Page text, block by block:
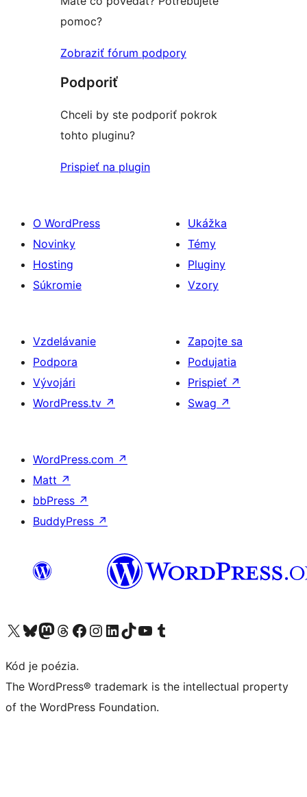
pomoc?
Zobraziť fórum podpory
Podporiť
Chceli by ste podporiť pokrok
tohto pluginu?
Prispieť na plugin
O WordPress
Novinky
Hosting
Súkromie
Ukážka
Témy
Pluginy
Vzory
Vzdelávanie
Podpora
Vývojári
WordPress.tv ↗
Zapojte sa
Podujatia
Prispieť ↗
Swag ↗
WordPress.com ↗
Matt ↗
bbPress ↗
BuddyPress ↗
Navštívte náš účet na X (predtým Twitter)
Navštívte náš účet na platforme Bluesky
Navštívte náš účet na Mastodone
Navštívte náš účet na platforme Threads
Navštívte našu stránku na Facebooku
Navštívte náš účet Instagram
Navštívte náš účet LinkedIn
Navštívte náš účet na platforme TikTok
Navštívte náš kanál YouTube
Navštívte náš účet na platforme Tumblr
Kód je poézia.
The WordPress® trademark is the intellectual property
of the WordPress Foundation.